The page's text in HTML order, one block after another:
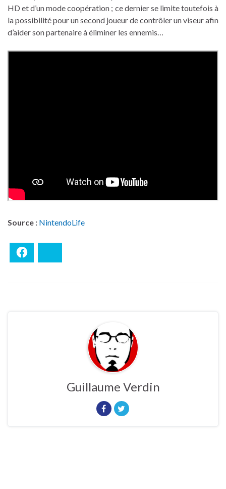
HD et d’un mode coopération ; ce dernier se limite toutefois à
la possibilité pour un second joueur de contrôler un viseur afin
d’aider son partenaire à éliminer les ennemis…
Source : NintendoLife
Guillaume Verdin